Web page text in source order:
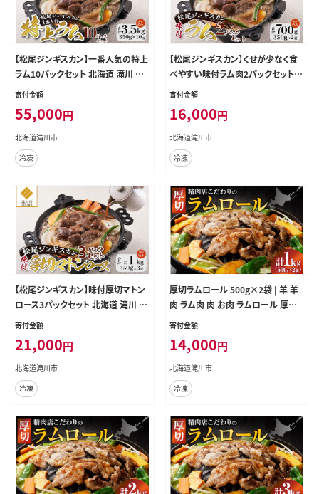
【松尾ジンギスカン】一番人気の特上
ラム10パックセット 北海道 滝川 ソ
ウルフード 成吉思汗 BBQ 肉 焼き肉
肉 羊 羊肉 ジンギスカン タレ 味付
個包装 冷凍 おすすめ
寄付金額
55,000円
北海道滝川市
冷凍
【松尾ジンギスカン】くせが少なく食
べやすい味付ラム肉2パックセット
北海道 ソウルフード 成吉思汗 BBQ
トン ラム肉 羊 羊肉 ジンギスカン タ
レ 味付 個包装 冷凍 おすすめ
寄付金額
16,000円
北海道滝川市
冷凍
【松尾ジンギスカン】味付厚切マトン
ロース3パックセット 北海道 滝川 ソ
ウルフード 成吉思汗 BBQ 肉 焼き肉
肉 羊 羊肉 ジンギスカン タレ 味付
個包装 冷凍 おすすめ
寄付金額
21,000円
北海道滝川市
冷凍
厚切ラムロール 500g×2袋 | 羊 羊
肉 ラム肉 肉 お肉 ラムロール 厚切り
熟成 冷凍 ヘルシー 伝統食材 ジンギ
グルメ おかず ギフト 贈答 北海道 滝
川市
寄付金額
14,000円
北海道滝川市
冷凍